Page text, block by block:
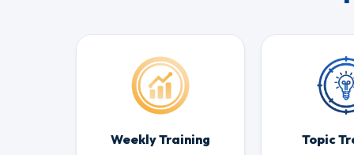
Weekly Training Topic